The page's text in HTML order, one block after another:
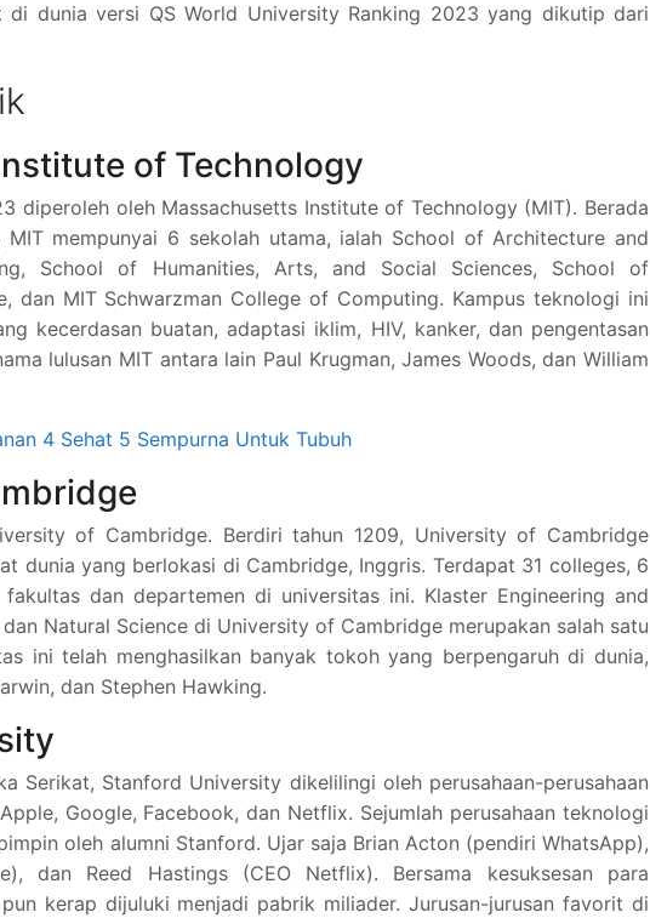
di dunia versi QS World University Ranking 2023 yang dikutip dari
of Technology
diperoleh oleh Massachusetts Institute of Technology (MIT). Berada
mempunyai 6 sekolah utama, ialah School of Architecture and
School of Humanities, Arts, and Social Sciences, School of
dan MIT Schwarzman College of Computing. Kampus teknologi ini
kecerdasan buatan, adaptasi iklim, HIV, kanker, dan pengentasan
lulusan MIT antara lain Paul Krugman, James Woods, dan William
4 Sehat 5 Sempurna Untuk Tubuh
of Cambridge. Berdiri tahun 1209, University of Cambridge
dunia yang berlokasi di Cambridge, Inggris. Terdapat 31 colleges, 6
dan departemen di universitas ini. Klaster Engineering and
Natural Science di University of Cambridge merupakan salah satu
ini telah menghasilkan banyak tokoh yang berpengaruh di dunia,
dan Stephen Hawking.
Serikat, Stanford University dikelilingi oleh perusahaan-perusahaan
Google, Facebook, dan Netflix. Sejumlah perusahaan teknologi
oleh alumni Stanford. Ujar saja Brian Acton (pendiri WhatsApp),
dan Reed Hastings (CEO Netflix). Bersama kesuksesan para
kerap dijuluki menjadi pabrik miliader. Jurusan-jurusan favorit di